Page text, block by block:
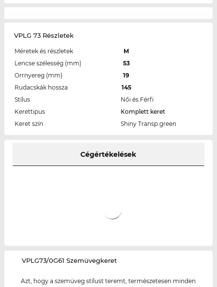
VPLG 73 Részletek
Méretek és részletek
M
Lencse szélesség (mm)
53
Orrnyereg (mm)
19
Rudacskák hossza
145
Stílus
Női és Férfi
Kerettipus
Komplett keret
Keret szín
Shiny Transp.green
Cégértékelések
‌VPLG73/0G61 Szemüvegkeret
Azt, hogy a szemüveg stílust teremt, természetesen minden